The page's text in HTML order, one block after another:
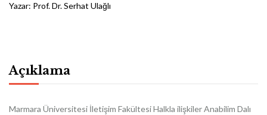
Yazar: Prof. Dr. Serhat Ulağlı
Açıklama
Marmara Üniversitesi İletişim Fakültesi Halkla ilişkiler Anabilim Dalı